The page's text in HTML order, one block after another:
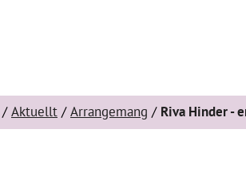
Aktuellt Arrangemang Riva Hinder -